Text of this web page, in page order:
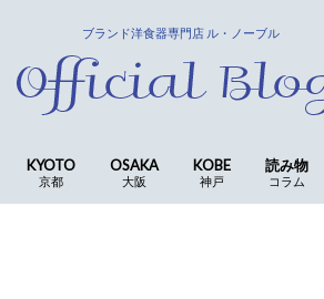
ブランド洋食器専門店 ル・ノーブル
KYOTO
京都
OSAKA
大阪
KOBE
神戸
読み物
コラム